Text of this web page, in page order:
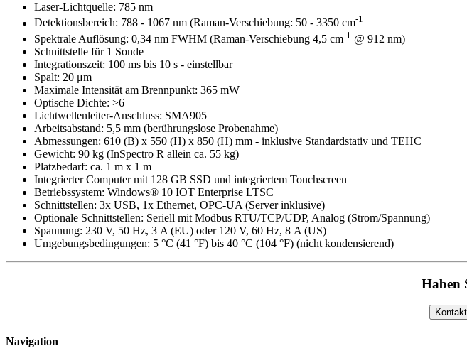
Laser-Lichtquelle: 785 nm
Detektionsbereich: 788 - 1067 nm (Raman-Verschiebung: 50 - 3350 cm-1
Spektrale Auflösung: 0,34 nm FWHM (Raman-Verschiebung 4,5 cm-1 @ 912 nm)
Schnittstelle für 1 Sonde
Integrationszeit: 100 ms bis 10 s - einstellbar
Spalt: 20 μm
Maximale Intensität am Brennpunkt: 365 mW
Optische Dichte: >6
Lichtwellenleiter-Anschluss: SMA905
Arbeitsabstand: 5,5 mm (berührungslose Probenahme)
Abmessungen: 610 (B) x 550 (H) x 850 (H) mm - inklusive Standardstativ und TEHC
Gewicht: 90 kg (InSpectro R allein ca. 55 kg)
Platzbedarf: ca. 1 m x 1 m
Integrierter Computer mit 128 GB SSD und integriertem Touchscreen
Betriebssystem: Windows® 10 IOT Enterprise LTSC
Schnittstellen: 3x USB, 1x Ethernet, OPC-UA (Server inklusive)
Optionale Schnittstellen: Seriell mit Modbus RTU/TCP/UDP, Analog (Strom/Spannung)
Spannung: 230 V, 50 Hz, 3 A (EU) oder 120 V, 60 Hz, 8 A (US)
Umgebungsbedingungen: 5 °C (41 °F) bis 40 °C (104 °F) (nicht kondensierend)
Haben
Navigation